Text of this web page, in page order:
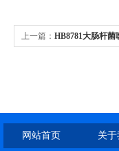
上一篇： HB8781大肠杆
网站首页 关